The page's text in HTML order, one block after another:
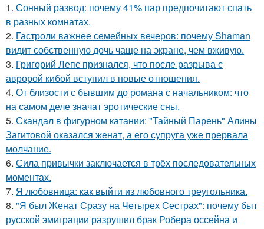
1. Сонный развод: почему 41% пар предпочитают спать
в разных комнатах.
2. Гастроли важнее семейных вечеров: почему Shaman
видит собственную дочь чаще на экране, чем вживую.
3. Григорий Лепс признался, что после разрыва с
авророй кибой вступил в новые отношения.
4. От близости с бывшим до романа с начальником: что
на самом деле значат эротические сны.
5. Скандал в фигурном катании: "Тайный Парень" Алины
Загитовой оказался женат, а его супруга уже прервала
молчание.
6. Сила привычки заключается в трёх последовательных
моментах.
7. Я любовница: как выйти из любовного треугольника.
8. "Я был Женат Сразу на Четырех Сестрах": почему быт
русской эмиграции разрушил брак Робера оссейна и